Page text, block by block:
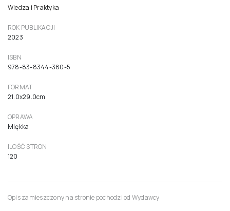
Wiedza i Praktyka
ROK PUBLIKACJI
2023
ISBN
978-83-8344-380-5
FORMAT
21.0x29.0cm
OPRAWA
Miękka
ILOŚĆ STRON
120
Opis zamieszczony na stronie pochodzi od Wydawcy